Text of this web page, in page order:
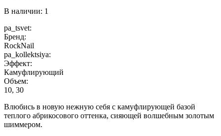
В наличии: 1
pa_tsvet:
Бренд:
RockNail
pa_kollektsiya:
Эффект:
Камуфлирующий
Объем:
10, 30
Влюбись в новую нежную себя с камуфлирующей базой
теплого абрикосового оттенка, сияющей волшебным золотым
шиммером.